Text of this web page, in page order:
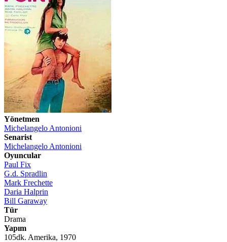
Yönetmen
Michelangelo Antonioni
Senarist
Michelangelo Antonioni
Oyuncular
Paul Fix
G.d. Spradlin
Mark Frechette
Daria Halprin
Bill Garaway
Tür
Drama
Yapım
105dk. Amerika, 1970